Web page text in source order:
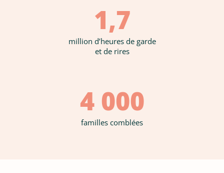
1,7
million d’heures de garde
et de rires
4 000
familles comblées